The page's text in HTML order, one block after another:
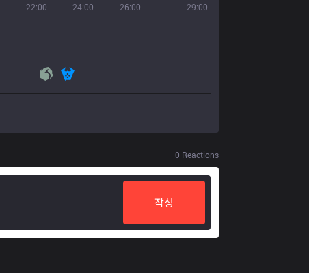
22:00 24:00 26:00 29:00
0 Reactions
작성